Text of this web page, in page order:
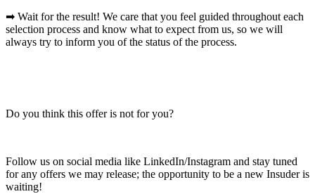
➡ Wait for the result! We care that you feel guided throughout each
selection process and know what to expect from us, so we will
always try to inform you of the status of the process.
Do you think this offer is not for you?
Follow us on social media like LinkedIn/Instagram and stay tuned
for any offers we may release; the opportunity to be a new Insuder is
waiting!